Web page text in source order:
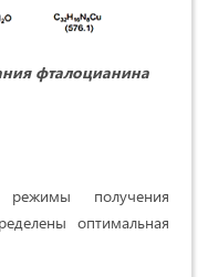
фталоцианина
получения
оптимальная